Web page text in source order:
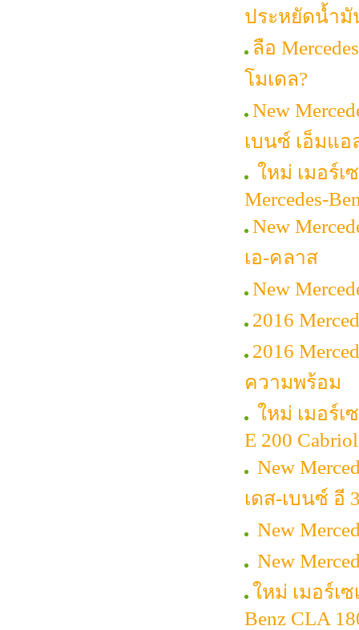
ประหยัดน้ำ
ลือ
โมเดล?
New
เบนซ์ เอ็มแ
ใหม่ เมอร์เ
Mercedes-
New
เอ-คลาส
New
2016
2016
ความพร้อม
ใหม่ เมอร์เ
E 200
New
เดส-เบนซ์ อี
New
New
ใหม่ เมอร์เ
Benz CLA